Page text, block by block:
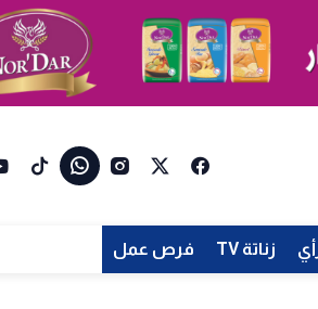
زناتة TV فرص عمل